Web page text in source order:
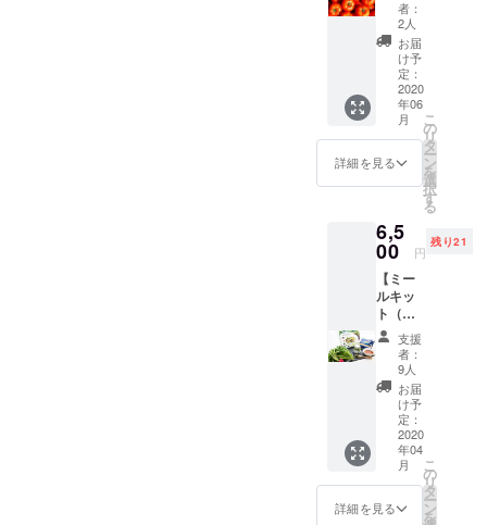
お礼状
をお送
りいた
しま
す。 ※
リター
ンにコ
ストが
あまり
かから
たご支
援の多
くをプ
ロジェ
クトの
ために
活用さ
せてい
ただき
ます。
コース
・トマ
ト1ｋｇ
+バジル
80g ・
お礼状
定評を
いただ
いてい
る農園
のトマ
す。 新
鮮なバ
ジルを
ご一緒
いたし
ますの
で 冷蔵
品でお
届けし
ます。
者：
2人
お届
け予
定：
2020
年06
月
詳細を見る
こ
の
リ
タ
ー
ン
を
選
択
す
る
6,5
00 円
残り21
【ミー
ルキッ
ト（パ
スタ/サ
ラ
ダ）】
コース
・ミー
ルキッ
ト（２
人分）
春菊
パスタ
＋春菊
支援
者：
9人
お届
け予
定：
2020
年04
月
詳細を見る
こ
の
リ
タ
ー
ン
を